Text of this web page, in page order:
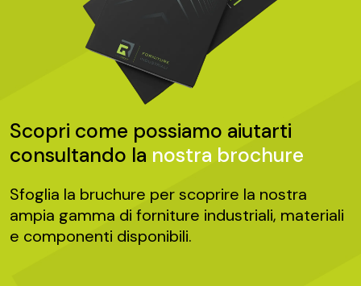
Scopri come possiamo aiutarti
consultando la nostra brochure
Sfoglia la bruchure per scoprire la nostra
ampia gamma di forniture industriali, materiali
e componenti disponibili.